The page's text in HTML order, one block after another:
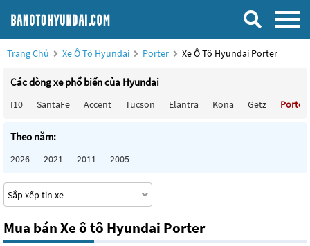
Trang Chủ Xe Ô Tô Hyundai Porter Xe Ô Tô Hyundai Porter
Các dòng xe phổ biến của Hyundai
I10 SantaFe Accent Tucson Elantra Kona Getz Porter
Theo năm:
2026 2021 2011 2005
Mua bán Xe ô tô Hyundai Porter